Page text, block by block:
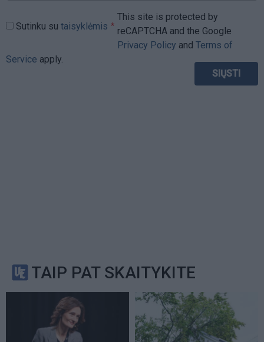
Sutinku su taisyklėmis
This site is protected by
reCAPTCHA and the Google
Privacy Policy and Terms of
Service apply.
TAIP PAT SKAITYKITE